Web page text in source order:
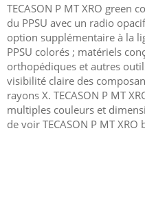
TECASON P MT XRO green
du PPSU avec un radio
option supplémentaire à la
PPSU colorés ; matériels
orthopédiques et autres
visibilité claire des
rayons X. TECASON P MT
multiples couleurs et
de voir TECASON P MT XRO